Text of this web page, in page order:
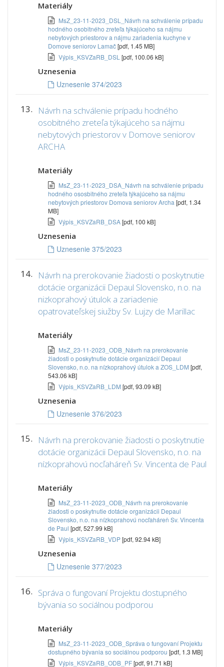
Materiály
MsZ_23-11-2023_DSL_Návrh na schválenie prípadu
hodného osobitného zreteľa týkajúceho sa nájmu
nebytových priestorov a nájmu zariadenia kuchyne v
Domove seniorov Lamač[pdf, 1.45 MB]
Výpis_KSVZaRB_DSL [pdf, 100.06 kB]
Uznesenia
Uznesenie 374/2023
13.
Návrh na schválenie prípadu hodného
osobitného zreteľa týkajúceho sa nájmu
nebytových priestorov v Domove seniorov
ARCHA
Materiály
MsZ_23-11-2023_DSA_Návrh na schválenie prípadu
hodného ososbitného zreteľa týkajúceho sa nájmu
nebytových priestorov Domova seniorov Archa [pdf, 1.34
MB]
Výpis_KSVZaRB_DSA[pdf, 100 kB]
Uznesenia
Uznesenie 375/2023
14.
Návrh na prerokovanie žiadosti o poskytnutie
dotácie organizácii Depaul Slovensko, n.o. na
nizkoprahový útulok a zariadenie
opatrovateľskej siužby Sv. Lujzy de Marillac
Materiály
MsZ_23-11-2023_ODB_Návrh na prerokovanie
žiadosti o poskytnutie dotácie organizácií Depaul
Slovensko, n.o. na nízkoprahový útulok a ZOS_LDM [pdf,
543.06 kB]
Výpis_KSVZaRB_LDM [pdf, 93.09 kB]
Uznesenia
Uznesenie 376/2023
15.
Návrh na prerokovanie žiadosti o poskytnutie
dotácie organizácii Depaul Slovensko, n.o. na
nízkoprahovú nocľaháreň Sv. Vincenta de Paul
Materiály
MsZ_23-11-2023_ODB_Návrh na prerokovanie
žiadosti o poskytnutie dotácie organizácii Depaul
Slovensko, n.o. na nízkoprahovú nocľaháreň Sv. Vincenta
de Paul [pdf, 527.99 kB]
Výpis_KSVZaRB_VDP[pdf, 92.94 kB]
Uznesenia
Uznesenie 377/2023
16. Správa o fungovaní Projektu dostupného
bývania so sociálnou podporou
Materiály
MsZ_23-11-2023_ODB_Správa o fungovaní Projektu
dostupného bývania so sociálnou podporou [pdf, 1.3 MB]
Výpis_KSVZaRB_ODB_PF[pdf, 91.71 kB]